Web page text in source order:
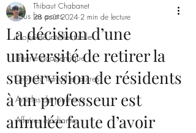
Tous les posts
Propriété intellectuelle
Liberté académique
Droit du travail et autres
Articles de journaux
Affaires étudiantes
La décision d’une
université de retirer la
supervision de résidents
à un professeur est
annulée faute d’avoir
Thibaut Chabanet
28 août 2024 2 min de lecture